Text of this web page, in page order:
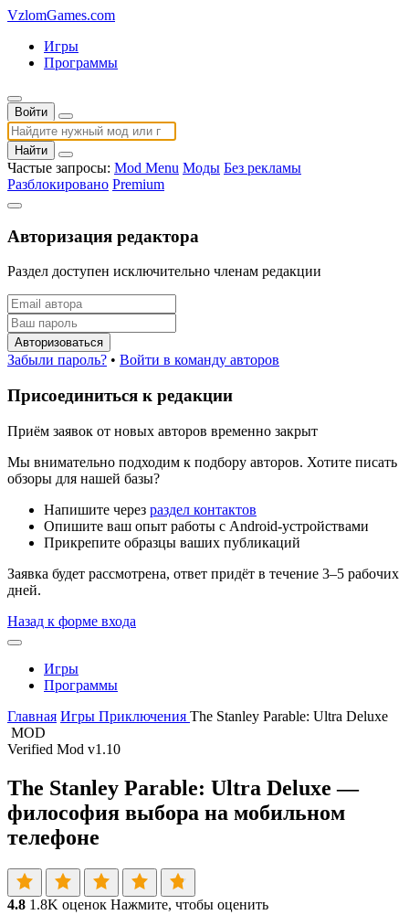
VzlomGames.com
Игры
Программы
Войти
Найти
Частые запросы: Mod Menu Моды Без рекламы
Разблокировано Premium
Авторизация редактора
Раздел доступен исключительно членам редакции
Авторизоваться
Забыли пароль? • Войти в команду авторов
Присоединиться к редакции
Приём заявок от новых авторов временно закрыт
Мы внимательно подходим к подбору авторов. Хотите писать
обзоры для нашей базы?
Напишите через раздел контактов
Опишите ваш опыт работы с Android-устройствами
Прикрепите образцы ваших публикаций
Заявка будет рассмотрена, ответ придёт в течение 3–5 рабочих
дней.
Назад к форме входа
Игры
Программы
Главная Игры Приключения The Stanley Parable: Ultra Deluxe
MOD
Verified Mod v1.10
The Stanley Parable: Ultra Deluxe —
философия выбора на мобильном
телефоне
4.8 1.8K оценок Нажмите, чтобы оценить